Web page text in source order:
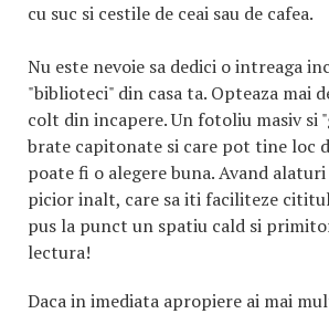
cu suc si cestile de ceai sau de cafea.
Nu este nevoie sa dedici o intreaga
"biblioteci" din casa ta. Opteaza mai
colt din incapere. Un fotoliu masiv si
brate capitonate si care pot tine loc
poate fi o alegere buna. Avand
picior inalt, care sa iti faciliteze cititul
pus la punct un spatiu cald si
lectura!
Daca in imediata apropiere ai mai